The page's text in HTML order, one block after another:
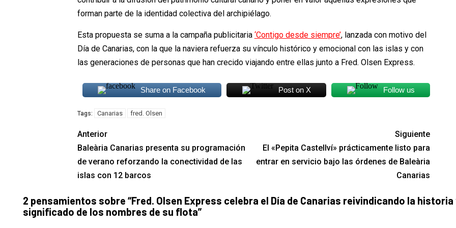
forman parte de la identidad colectiva del archipiélago.
Esta propuesta se suma a la campaña publicitaria ‘Contigo desde siempre’, lanzada con motivo del
Día de Canarias, con la que la naviera refuerza su vínculo histórico y emocional con las islas y con
las generaciones de personas que han crecido viajando entre ellas junto a Fred. Olsen Express.
Share on Facebook Post on X Follow us
Tags: Canarias fred. Olsen
Anterior
Baleària Canarias presenta su programación
de verano reforzando la conectividad de las
islas con 12 barcos
Siguiente
El «Pepita Castellví» prácticamente listo para
entrar en servicio bajo las órdenes de Baleària
Canarias
2 pensamientos sobre “Fred. Olsen Express celebra el Día de Canarias reivindicando la historia
significado de los nombres de su flota”